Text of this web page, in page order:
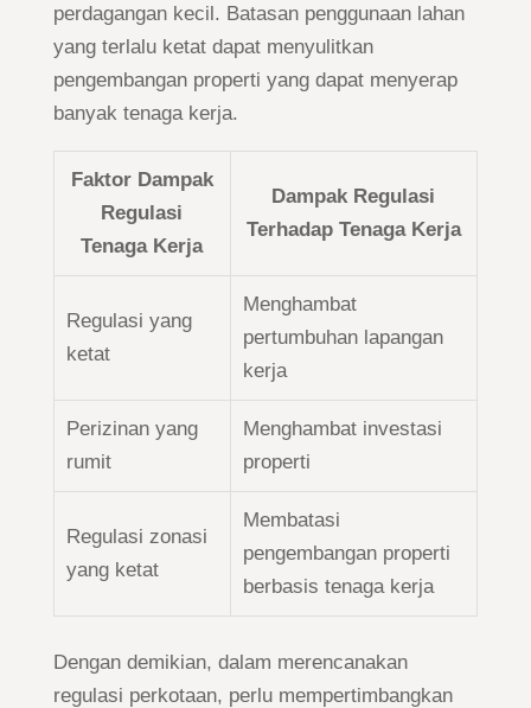
perdagangan kecil. Batasan penggunaan lahan
yang terlalu ketat dapat menyulitkan
pengembangan properti yang dapat menyerap
banyak tenaga kerja.
Faktor Dampak
Regulasi
Tenaga Kerja
Dampak Regulasi
Terhadap Tenaga Kerja
Regulasi yang
ketat
Menghambat
pertumbuhan lapangan
kerja
Perizinan yang
rumit
Menghambat investasi
properti
Regulasi zonasi
yang ketat
Membatasi
pengembangan properti
berbasis tenaga kerja
Dengan demikian, dalam merencanakan
regulasi perkotaan, perlu mempertimbangkan